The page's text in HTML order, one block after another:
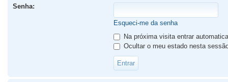
Senha:
Esqueci-me da senha
Na próxima visita entrar
Ocultar o meu estado nesta